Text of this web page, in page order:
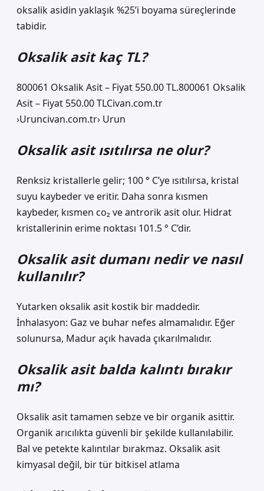
oksalik asidin yaklaşık %25’i boyama süreçlerinde
tabidir.
Oksalik asit kaç TL?
800061 Oksalik Asit – Fiyat 550.00 TL.800061 Oksalik
Asit – Fiyat 550.00 TLCivan.com.tr
›Uruncivan.com.tr› Urun
Oksalik asit ısıtılırsa ne olur?
Renksiz kristallerle gelir; 100 ° C’ye ısıtılırsa, kristal
suyu kaybeder ve eritir. Daha sonra kısmen
kaybeder, kısmen co₂ ve antrorik asit olur. Hidrat
kristallerinin erime noktası 101.5 ° C’dir.
Oksalik asit dumanı nedir ve nasıl
kullanılır?
Yutarken oksalik asit kostik bir maddedir.
İnhalasyon: Gaz ve buhar nefes almamalıdır. Eğer
solunursa, Madur açık havada çıkarılmalıdır.
Oksalik asit balda kalıntı bırakır
mı?
Oksalik asit tamamen sebze ve bir organik asittir.
Organik arıcılıkta güvenli bir şekilde kullanılabilir.
Bal ve petekte kalıntılar bırakmaz. Oksalik asit
kimyasal değil, bir tür bitkisel atlama